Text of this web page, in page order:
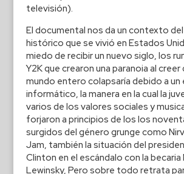
televisión).
El documental nos da un contexto
histórico que se vivió en Estados
miedo de recibir un nuevo siglo, los
Y2K que crearon una paranoia al creer
mundo entero colapsaría debido a un
informático, la manera en la cual la
varios de los valores sociales y
forjaron a principios de los los
surgidos del género grunge como
Jam, también la situación del
Clinton en el escándalo con la becaria
Lewinsky, Pero sobre todo retrata